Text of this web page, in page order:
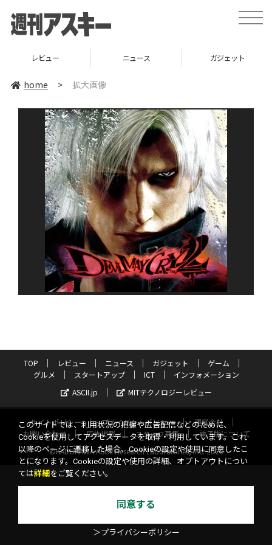
toggle
レビュー ニュース ガジェット
home > 拡大画像
TOP レビュー ニュース ガジェット
ゲーム
グルメ
スタートアップ ICT
インフォメーション
ASCII.jp
MITテクノロジーレビュー
サイトポリシー プライバシーポリシー
運営会社
お問い合わせ
広告掲載 スタッフ募集
電子版について
©KADOKAWA ASCII Research Laboratories, Inc. 2026
このサイトでは、利用状況の把握や広告配信などのために、
Cookieを使用してアクセスデータを取得・利用しています。これ
以降のページに遷移した場合、Cookieの設定や使用に同意したこ
とになります。Cookieの設定や使用の詳細、オプトアウトについ
ては詳細 をご覧ください。
同意する
＞プライバシーポリシー